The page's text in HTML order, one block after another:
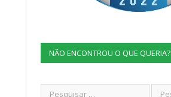
NÃO ENCONTROU O QUE QUERIA?